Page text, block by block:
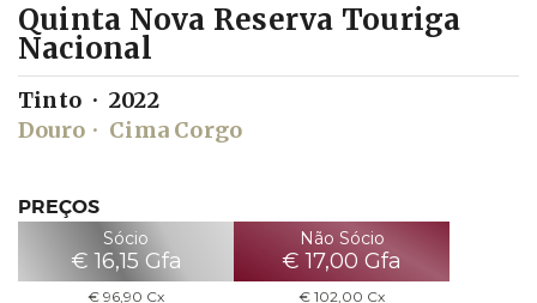
Quinta Nova Reserva Touriga
Nacional
Tinto
2022
Douro
Cima Corgo
PREÇOS
Sócio
€ 16,15 Gfa
€ 96,90 Cx
Não Sócio
€ 17,00 Gfa
€ 102,00 Cx